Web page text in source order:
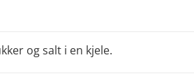
og salt i en kjele.